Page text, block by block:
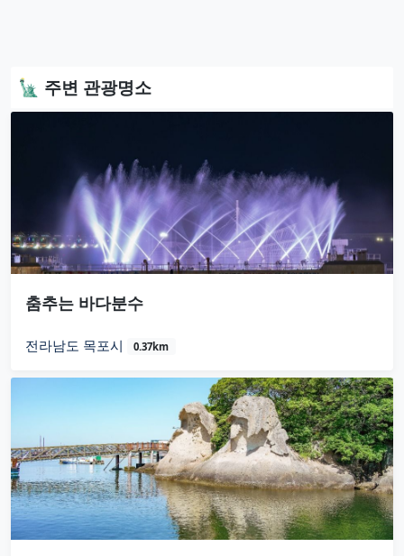
🗽 주변 관광명소
춤추는 바다분수
전라남도 목포시 0.37km